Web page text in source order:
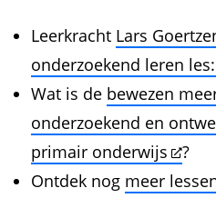
Leerkracht Lars
onderzoekend leren
Wat is de bewezen
onderzoekend en
primair onderwijs
?
Ontdek nog meer